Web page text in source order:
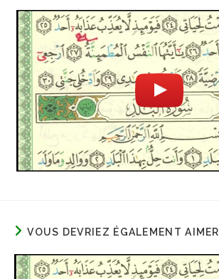
VOUS DEVRIEZ ÉGALEMENT AIMER